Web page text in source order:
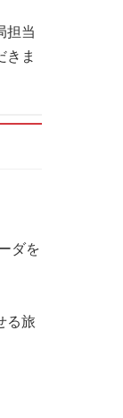
担当
きま
ダを
る旅